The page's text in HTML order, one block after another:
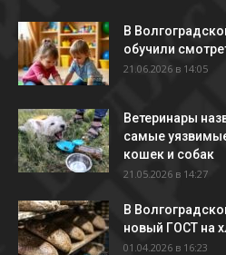
В
обучили
21.06.2026 в 14:05
Ветеринары
самые
кошек и собак
21.05.2026 в 14:27
В
новый ГОСТ на
01.04.2026 в 16:23